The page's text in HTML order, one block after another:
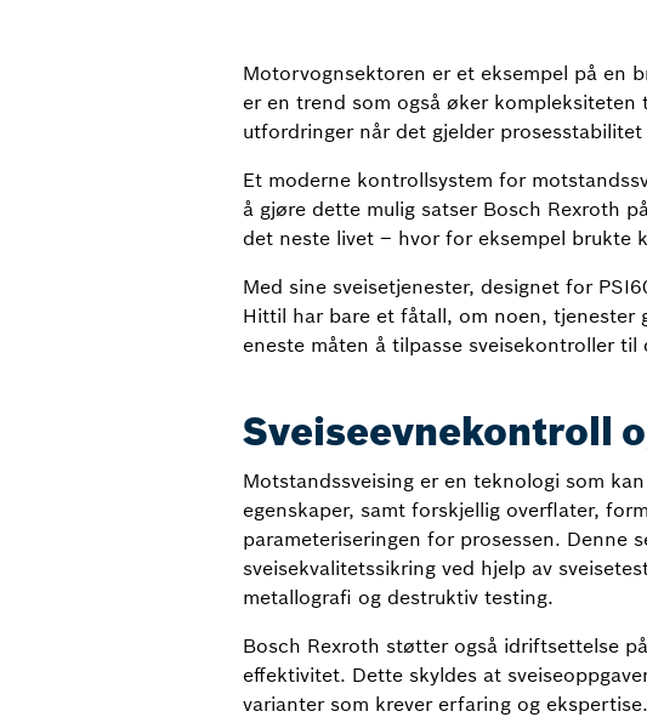
Motorvognsektoren er et eksempel på en
er en trend som også øker
utfordringer når det gjelder
Et moderne kontrollsystem for
å gjøre dette mulig satser Bosch Rexroth
det neste livet – hvor for eksempel brukte
Med sine sveisetjenester, designet for
Hittil har bare et fåtall, om noen,
eneste måten å tilpasse sveisekontroller
Sveiseevnekontroll
Motstandssveising er en teknologi som
egenskaper, samt forskjellig overflater,
parameteriseringen for prosessen. Denne
sveisekvalitetssikring ved hjelp av
metallografi og destruktiv testing.
Bosch Rexroth støtter også idriftsettelse
effektivitet. Dette skyldes at
varianter som krever erfaring og